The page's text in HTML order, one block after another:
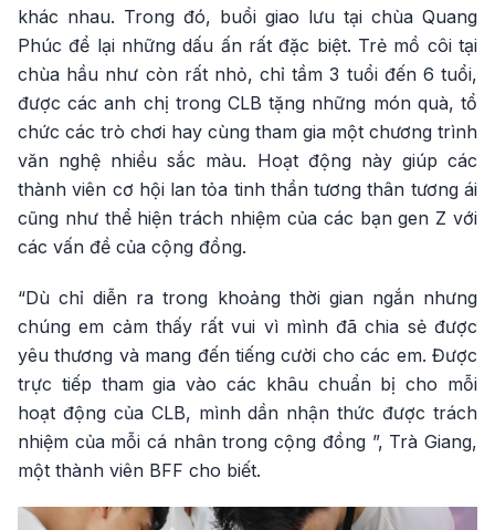
khác nhau. Trong đó, buổi giao lưu tại chùa Quang
Phúc để lại những dấu ấn rất đặc biệt. Trẻ mồ côi tại
chùa hầu như còn rất nhỏ, chỉ tầm 3 tuổi đến 6 tuổi,
được các anh chị trong CLB tặng những món quà, tổ
chức các trò chơi hay cùng tham gia một chương trình
văn nghệ nhiều sắc màu. Hoạt động này giúp các
thành viên cơ hội lan tỏa tinh thần tương thân tương ái
cũng như thể hiện trách nhiệm của các bạn gen Z với
các vấn đề của cộng đồng.
“Dù chỉ diễn ra trong khoảng thời gian ngắn nhưng
chúng em cảm thấy rất vui vì mình đã chia sẻ được
yêu thương và mang đến tiếng cười cho các em. Được
trực tiếp tham gia vào các khâu chuẩn bị cho mỗi
hoạt động của CLB, mình dần nhận thức được trách
nhiệm của mỗi cá nhân trong cộng đồng ”, Trà Giang,
một thành viên BFF cho biết.